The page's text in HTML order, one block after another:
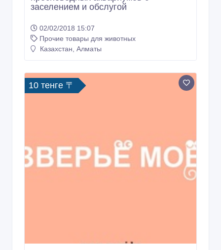
заселением и обслугой
02/02/2018 15:07
Прочие товары для животных
Казахстан, Алматы
10 тенге 〒